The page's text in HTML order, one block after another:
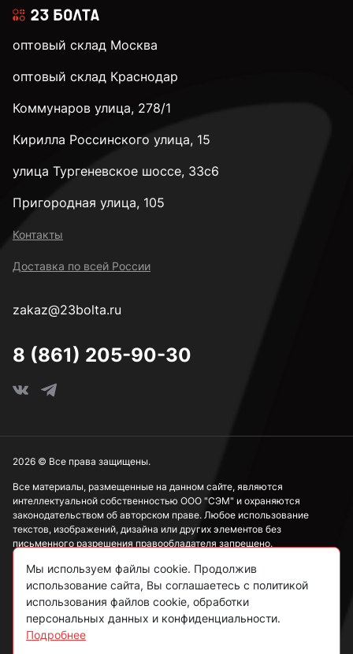
оптовый склад Москва
оптовый склад Краснодар
Коммунаров улица, 278/1
Кирилла Россинского улица, 15
улица Тургеневское шоссе, 33с6
Пригородная улица, 105
Контакты
Доставка по всей России
zakaz@23bolta.ru
8 (861) 205-90-30
Все материалы, размещенные на данном сайте, являются
интеллектуальной собственностью ООО "СЭМ" и охраняются
законодательством об авторском праве. Любое использование
текстов, изображений, дизайна или других элементов без
письменного разрешения правообладателя запрещено.
Информация, представленная на сайте, носит исключительно
ознакомительный характер и не может рассматриваться как
публичная оферта в соответствии со ст. 437 ГК РФ.
Политика конфиденциальности
2026 © Все права защищены.
Мы используем файлы cookie. Продолжив
использование сайта, Вы соглашаетесь с политикой
использования файлов cookie, обработки
персональных данных и конфиденциальности.
Подробнее